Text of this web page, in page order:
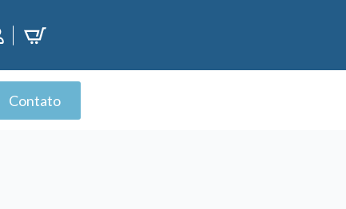
Contato